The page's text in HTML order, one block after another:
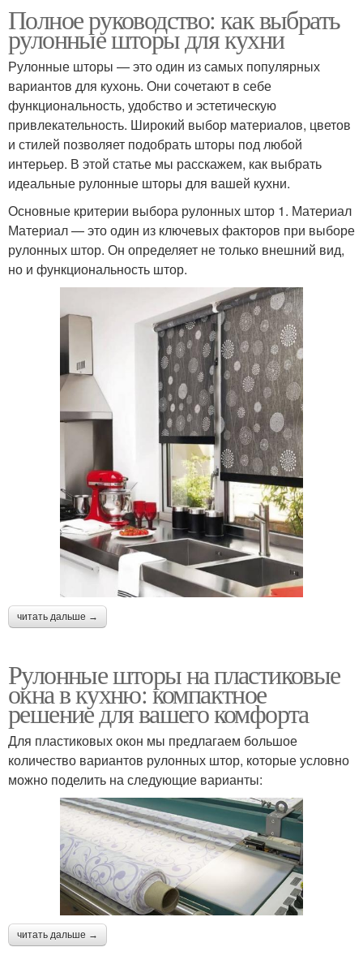
Полное руководство: как выбрать
рулонные шторы для кухни
Рулонные шторы — это один из самых популярных
вариантов для кухонь. Они сочетают в себе
функциональность, удобство и эстетическую
привлекательность. Широкий выбор материалов, цветов
и стилей позволяет подобрать шторы под любой
интерьер. В этой статье мы расскажем, как выбрать
идеальные рулонные шторы для вашей кухни.
Основные критерии выбора рулонных штор 1. Материал
Материал — это один из ключевых факторов при выборе
рулонных штор. Он определяет не только внешний вид,
но и функциональность штор.
читать дальше →
Рулонные шторы на пластиковые
окна в кухню: компактное
решение для вашего комфорта
Для пластиковых окон мы предлагаем большое
количество вариантов рулонных штор, которые условно
можно поделить на следующие варианты:
читать дальше →